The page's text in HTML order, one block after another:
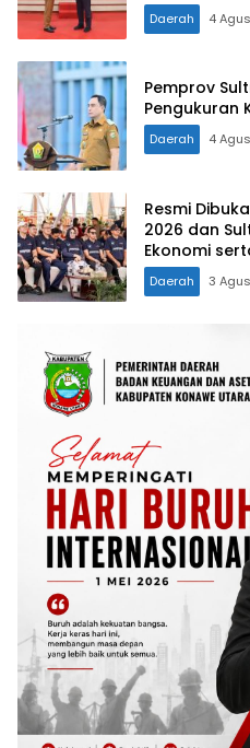
Daerah 4
Pemprov
Pengukuran
Daerah 4
Resmi
2026 dan
Ekonomi
Keuangan
Daerah 3